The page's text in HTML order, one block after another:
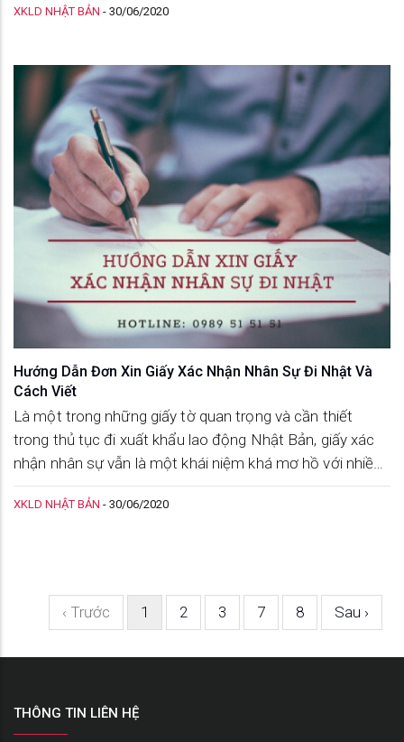
dưới đây để không bỏ lỡ nhưng thông tin hữu ích.
XKLD NHẬT BẢN - 30/06/2020
Hướng Dẫn Đơn Xin Giấy Xác Nhận Nhân Sự Đi Nhật Và
Cách Viết
Là một trong những giấy tờ quan trọng và cần thiết
trong thủ tục đi xuất khẩu lao động Nhật Bản, giấy xác
nhận nhân sự vẫn là một khái niệm khá mơ hồ với nhiều
người. Theo dõi bài viết dưới đây để hiểu hơn về loại giấy
tờ này.
XKLD NHẬT BẢN - 30/06/2020
‹ Trước 1 2 3 7 8 Sau ›
THÔNG TIN LIÊN HỆ